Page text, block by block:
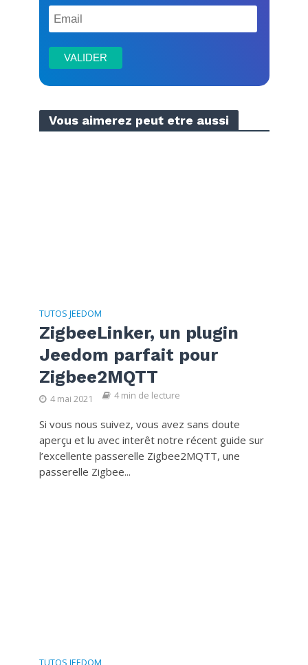
Vous aimerez peut etre aussi
TUTOS JEEDOM
ZigbeeLinker, un plugin
Jeedom parfait pour
Zigbee2MQTT
4 mai 2021 4 min de lecture
Si vous nous suivez, vous avez sans doute
aperçu et lu avec interêt notre récent guide sur
l’excellente passerelle Zigbee2MQTT, une
passerelle Zigbee...
TUTOS JEEDOM